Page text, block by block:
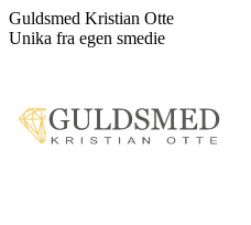
Skip
to
Guldsmed Kristian Otte
Unika fra egen smedie